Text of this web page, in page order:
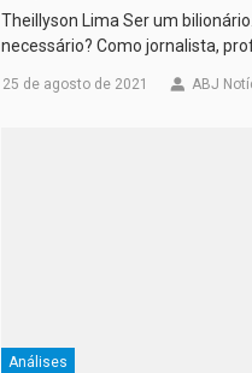
Theillyson Lima Ser um
necessário? Como jornalista,
25 de agosto de 2021 ABJ
Análises